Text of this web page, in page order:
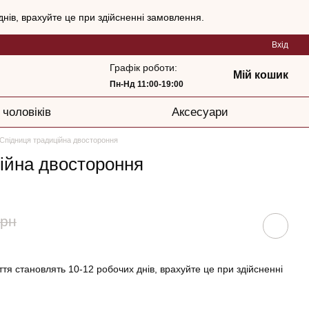
врахуйте це при здійсненні замовлення.
Вхід
Графік роботи:
Пн-Нд 11:00-19:00
Мій кошик
Аксесуари
Спідниця традиційна двостороння
двостороння
становлять 10-12 робочих днів, врахуйте це при здійсненні